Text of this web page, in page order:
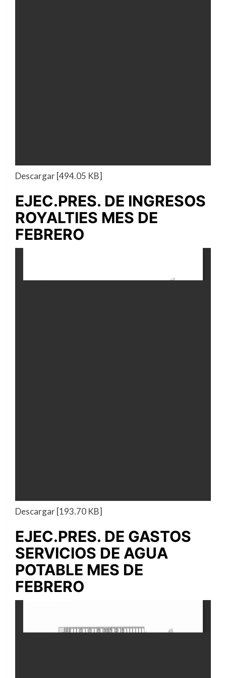
Descargar [494.05 KB]
EJEC.PRES. DE INGRESOS
ROYALTIES MES DE
FEBRERO
Descargar [193.70 KB]
EJEC.PRES. DE GASTOS
SERVICIOS DE AGUA
POTABLE MES DE
FEBRERO